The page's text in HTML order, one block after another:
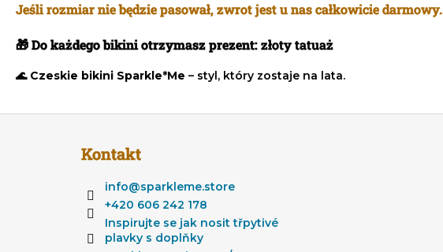
Jeśli rozmiar nie będzie pasował, zwrot jest u nas całkowicie darmowy.
🎁Do każdego bikini otrzymasz prezent: złoty tatuaż
🌊 Czeskie bikini Sparkle*Me – styl, który zostaje na lata.
Kontakt
info@sparkleme.store
+420 606 242 178
Inspirujte se jak nosit třpytivé
plavky s doplňky